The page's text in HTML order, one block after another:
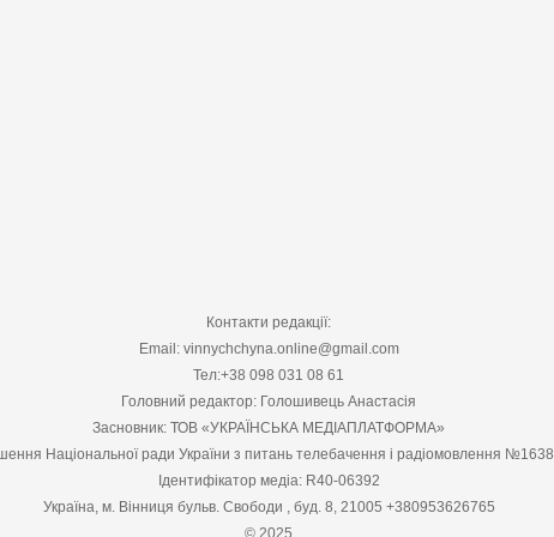
Контакти редакції:
Email: vinnychchyna.online@gmail.com
Тел:+38 098 031 08 61
Головний редактор: Голошивець Анастасія
Засновник: ТОВ «УКРАЇНСЬКА МЕДІАПЛАТФОРМА»
Національної ради України з питань телебачення і радіомовлення №1638
Ідентифікатор медіа: R40-06392
Україна, м. Вінниця бульв. Свободи , буд. 8, 21005 +380953626765